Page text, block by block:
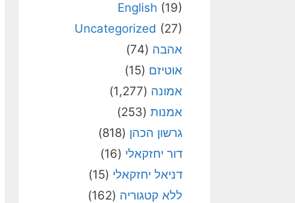
English (19)
Uncategorized (27)
אהבה (74)
אוטיזם (15)
אמונה (1,277)
אמנות (253)
גרשון הכהן (818)
דור יחזקאלי (16)
דניאל יחזקאלי (15)
ללא קטגוריה (162)